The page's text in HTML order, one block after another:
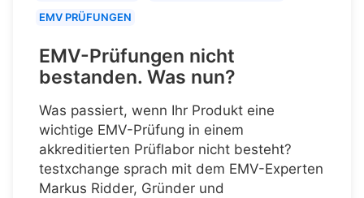
EMV PRÜFUNGEN
EMV-Prüfungen nicht
bestanden. Was nun?
Was passiert, wenn Ihr Produkt eine
wichtige EMV-Prüfung in einem
akkreditierten Prüflabor nicht besteht?
testxchange sprach mit dem EMV-Experten
Markus Ridder, Gründer und